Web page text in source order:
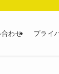
合わせ プライ